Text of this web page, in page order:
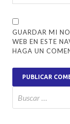
GUARDAR MI
WEB EN ESTE
HAGA UN